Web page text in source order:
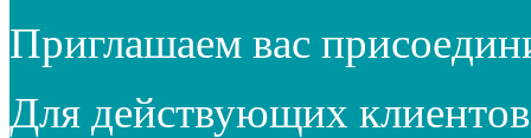
Приглашаем вас
Для действующих